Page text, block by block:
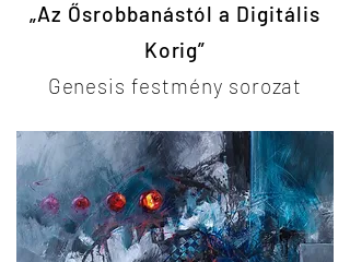
„Az Ősrobbanástól a Digitális
Korig”
Genesis festmény sorozat